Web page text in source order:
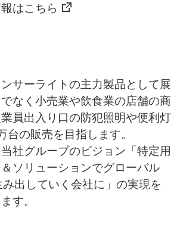
はこちら
サーライトの主力製品として展
なく小売業や飲食業の店舗の商
員出入り口の防犯照明や便利灯
台の販売を目指します。
社グループのビジョン「特定用
ソリューションでグローバル
出していく会社に」の実現を
す。